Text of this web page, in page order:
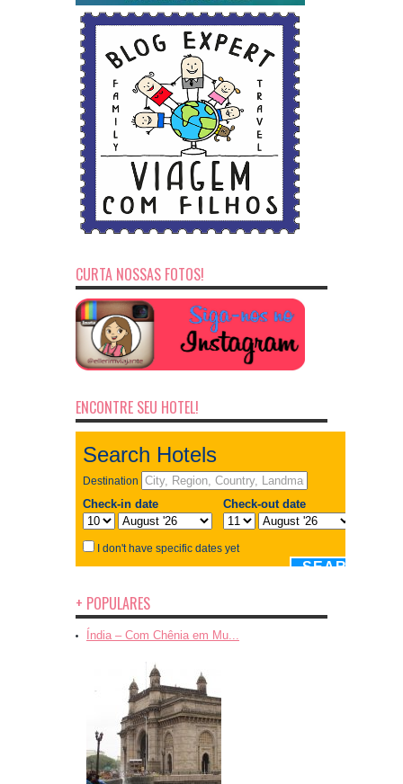
CURTA NOSSAS FOTOS!
ENCONTRE SEU HOTEL!
+ POPULARES
Índia – Com Chênia em Mu...